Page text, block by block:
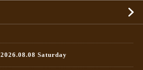
2026.08.08 Saturday